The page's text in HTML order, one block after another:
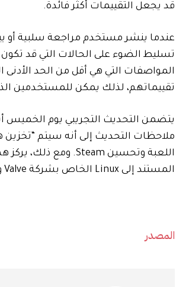
قد يجعل التقييمات أكثر فائدة.
عندما ينشر مستخدم مراجعة سلبية أو
تسليط الضوء على الحالات التي قد
المواصفات التي هي أقل من الحد
تقييماتهم، لذلك يمكن للمستخدمين
المستند إلى Linux الخاص بشركة Valve والذي يعمل على Steam Deck.
المصدر